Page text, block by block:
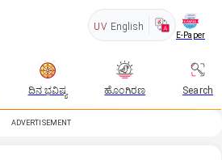
UV English
E-Paper
ದಿನ ಭವಿಷ್ಯ ಹೊಂಗಿರಣ Search
ADVERTISEMENT